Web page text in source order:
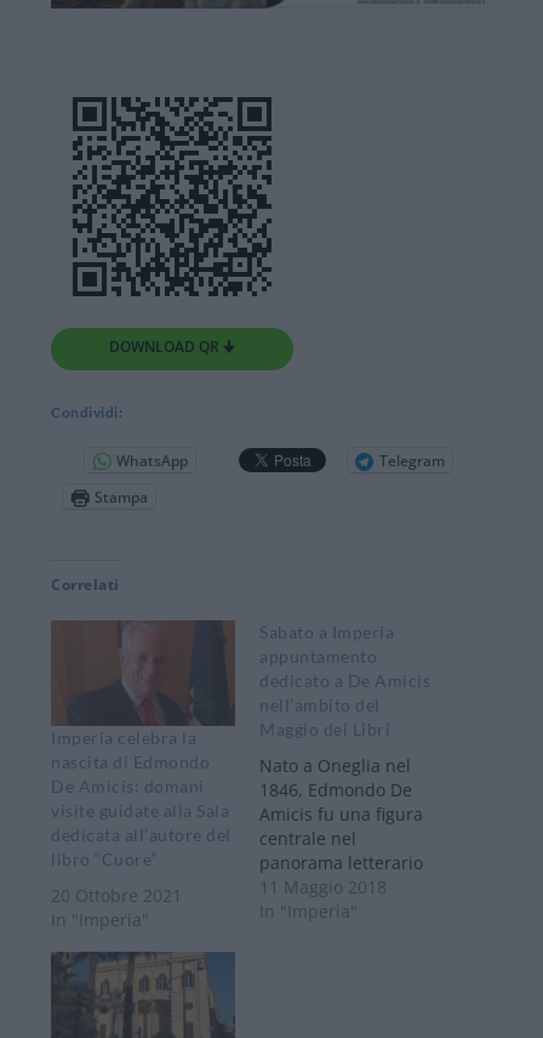
DOWNLOAD QR 🠋
Condividi:
WhatsApp
Telegram
Stampa
Correlati
Imperia celebra la
nascita di Edmondo
De Amicis: domani
visite guidate alla Sala
dedicata all’autore del
libro “Cuore”
20 Ottobre 2021
In "Imperia"
Sabato a Imperia
appuntamento
dedicato a De Amicis
nell’ambito del
Maggio dei Libri
Nato a Oneglia nel
1846, Edmondo De
Amicis fu una figura
centrale nel
panorama letterario
del secondo
Ottocento: inviato
11 Maggio 2018
In "Imperia"